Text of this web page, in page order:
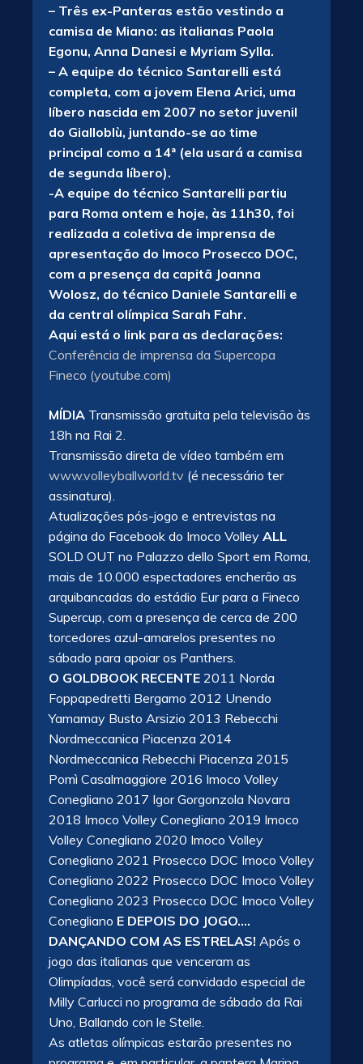
– Três ex-Panteras estão vestindo a
camisa de Miano: as italianas Paola
Egonu, Anna Danesi e Myriam Sylla.
– A equipe do técnico Santarelli está
completa, com a jovem Elena Arici, uma
líbero nascida em 2007 no setor juvenil
do Gialloblù, juntando-se ao time
principal como a 14ª (ela usará a camisa
de segunda líbero).
-A equipe do técnico Santarelli partiu
para Roma ontem e hoje, às 11h30, foi
realizada a coletiva de imprensa de
apresentação do Imoco Prosecco DOC,
com a presença da capitã Joanna
Wolosz, do técnico Daniele Santarelli e
da central olímpica Sarah Fahr.
Aqui está o link para as declarações:
Conferência de imprensa da Supercopa
Fineco (youtube.com)
MÍDIA Transmissão gratuita pela televisão às
18h na Rai 2.
Transmissão direta de vídeo também em
www.volleyballworld.tv (é necessário ter
assinatura).
Atualizações pós-jogo e entrevistas na
página do Facebook do Imoco Volley ALL
SOLD OUT no Palazzo dello Sport em Roma,
mais de 10.000 espectadores encherão as
arquibancadas do estádio Eur para a Fineco
Supercup, com a presença de cerca de 200
torcedores azul-amarelos presentes no
sábado para apoiar os Panthers.
O GOLDBOOK RECENTE 2011 Norda
Foppapedretti Bergamo 2012 Unendo
Yamamay Busto Arsizio 2013 Rebecchi
Nordmeccanica Piacenza 2014
Nordmeccanica Rebecchi Piacenza 2015
Pomì Casalmaggiore 2016 Imoco Volley
Conegliano 2017 Igor Gorgonzola Novara
2018 Imoco Volley Conegliano 2019 Imoco
Volley Conegliano 2020 Imoco Volley
Conegliano 2021 Prosecco DOC Imoco Volley
Conegliano 2022 Prosecco DOC Imoco Volley
Conegliano 2023 Prosecco DOC Imoco Volley
Conegliano E DEPOIS DO JOGO….
DANÇANDO COM AS ESTRELAS! Após o
jogo das italianas que venceram as
Olimpíadas, você será convidado especial de
Milly Carlucci no programa de sábado da Rai
Uno, Ballando con le Stelle.
As atletas olímpicas estarão presentes no